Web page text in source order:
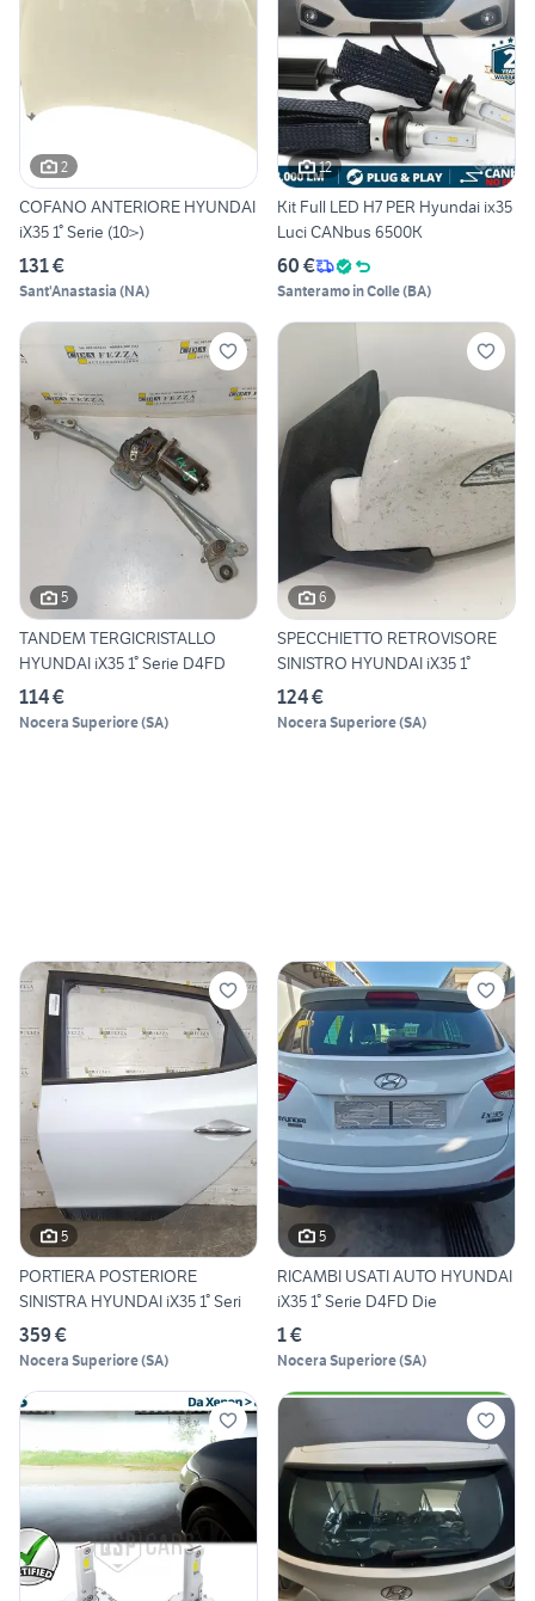
2
COFANO ANTERIORE HYUNDAI
iX35 1° Serie (10>)
131 €
Sant'Anastasia (NA)
12
Kit Full LED H7 PER Hyundai ix35
Luci CANbus 6500K
60 €
Santeramo in Colle(BA)
5
TANDEM TERGICRISTALLO
HYUNDAI iX35 1° Serie D4FD
114 €
Nocera Superiore(SA)
6
SPECCHIETTO RETROVISORE
SINISTRO HYUNDAI iX35 1°
124 €
Nocera Superiore(SA)
5
PORTIERA POSTERIORE
SINISTRA HYUNDAI iX35 1° Seri
359 €
Nocera Superiore(SA)
5
RICAMBI USATI AUTO HYUNDAI
iX35 1° Serie D4FD Die
1 €
Nocera Superiore(SA)